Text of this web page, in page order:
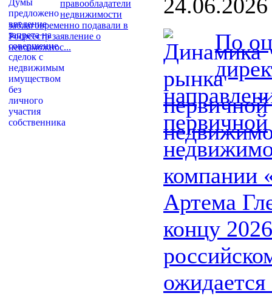
правообладатели
недвижимости
заблаговременно подавали в
Росреестр заявление о
невозможнос...
24.06.2026
По
первичной
компании
Артема
концу
ожидается